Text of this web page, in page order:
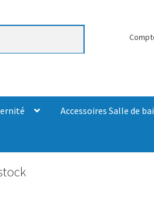
Accessoires Salle de